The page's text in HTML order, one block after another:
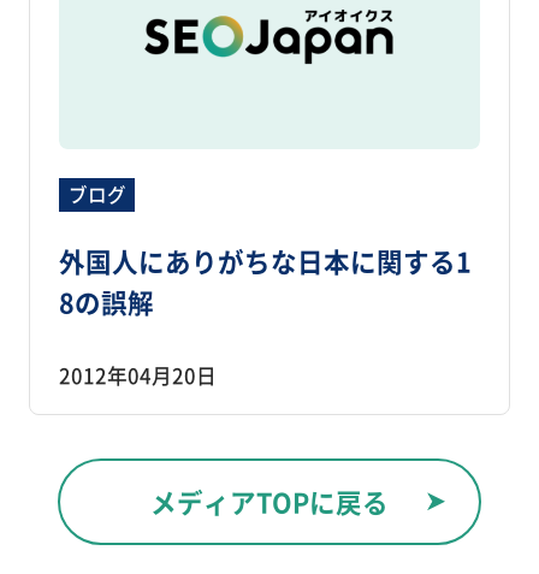
ブログ
外国人にありがちな日本に関する1
8の誤解
2012年04月20日
メディアTOPに戻る